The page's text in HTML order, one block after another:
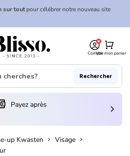
sur toutpour célébrer notre nouveau site
CompteVoir mon panier
shopping_cart
Rechercher
nouvel onglet/fenêtre)
Payez après chevron_right
up Kwasten chevron_right Visage chevron_right